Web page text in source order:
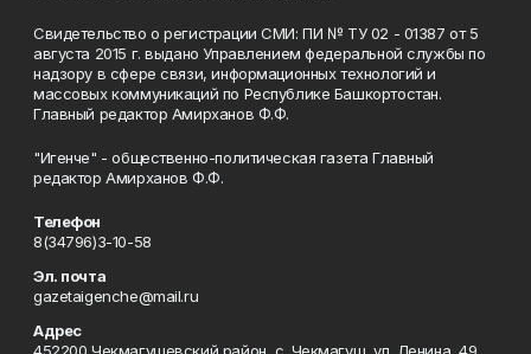
Свидетельство о регистрации СМИ: ПИ № ТУ 02 - 01387 от 5
августа 2015 г. выдано Управлением федеральной службы по
надзору в сфере связи, информационных технологий и
массовых коммуникаций по Республике Башкортостан.
Главный редактор Амирханов Ф.Ф.
"Игенче" - общественно-политическая газета Главный
редактор Амирханов Ф.Ф.
Телефон
8(34796)3-10-58
Эл. почта
gazetaigenche@mail.ru
Адрес
452200 Чекмагушевский район, с. Чекмагуш, ул. Ленина, 49.